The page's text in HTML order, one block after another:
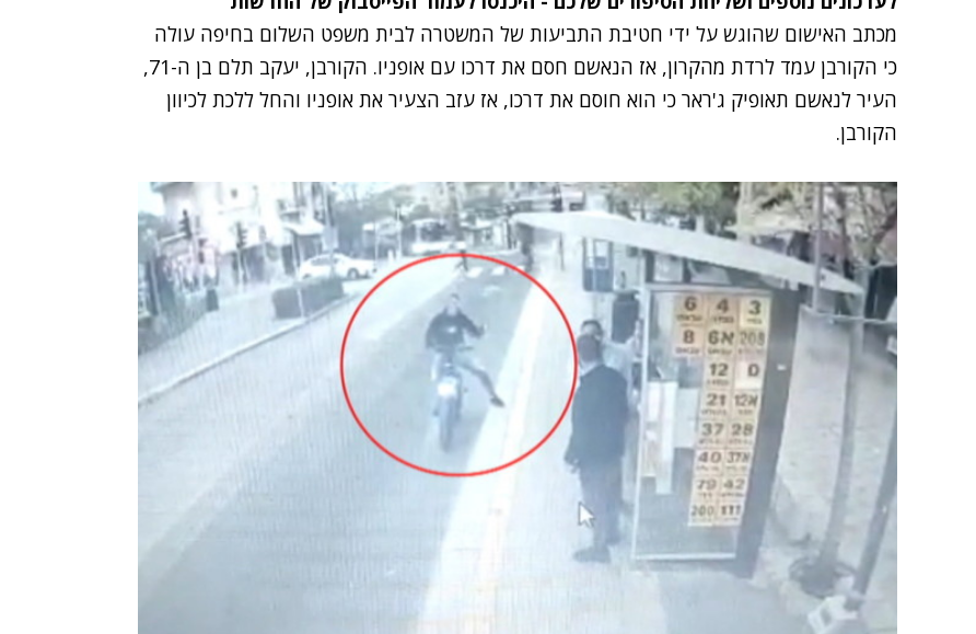
מכתב האישום שהוגש על ידי חטיבת התביעות של המשטרה לבית משפט השלום בחיפה עולה
כי הקורבן עמד לרדת מהקרון, אז הנאשם חסם את דרכו עם אופניו. הקורבן, יעקב תלם בן ה-71,
העיר לנאשם תאופיק ג'ראר כי הוא חוסם את דרכו, אז עזב הצעיר את אופניו והחל ללכת לכיוון
הקורבן.